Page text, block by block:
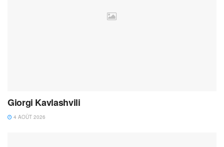
Giorgi Kavlashvili
4 AOÛT 2026